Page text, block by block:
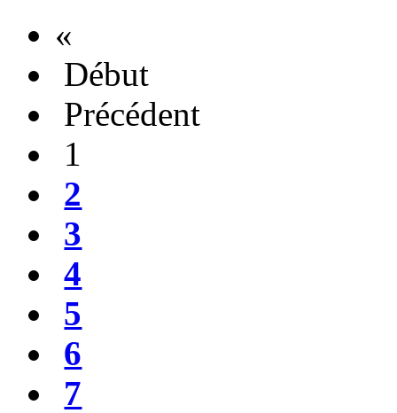
«
Début
Précédent
1
2
3
4
5
6
7